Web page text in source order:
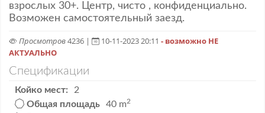
взрослых 30+. Центр, чисто , конфиденциально.
Возможен самостоятельный заезд.
Просмотров4236 | 10-11-2023 20:11 - возможно НЕ
АКТУАЛЬНО
Спецификации
Койко мест:
2
Общая площадь
40 m2